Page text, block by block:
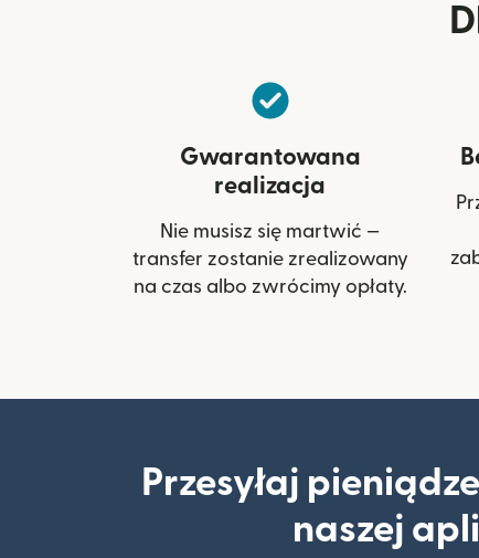
Gwarantowana
realizacja
Nie musisz się martwić —
transfer zostanie zrealizowany
na czas albo zwrócimy opłaty.
Przesyłaj
naszej